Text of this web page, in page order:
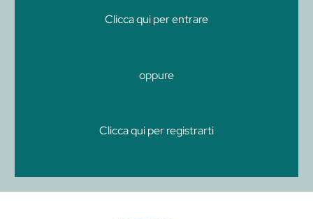
Clicca qui per entrare
oppure
Clicca qui per registrarti